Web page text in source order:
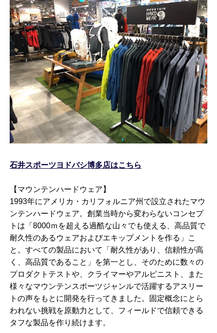
石井スポーツヨドバシ博多店はこちら
【マウンテンハードウェア】
1993年にアメリカ・カリフォルニア州で設立されたマウ
ンテンハードウェア。創業当時から変わらないコンセプ
トは「8000ｍを超える過酷な山々でも使える、高品質で
耐久性のあるウェアおよびエキップメントを作る」こ
と。すべての製品において「耐久性があり、信頼性が高
く、高品質であること」を第一とし、そのために数々の
プロダクトテストや、クライマーやアルピニスト、また
様々なマウンテンスポーツジャンルで活躍するアスリー
トの声をもとに開発を行ってきました。固定概念にとら
われない挑戦を原動力として、フィールドで信頼できる
タフな製品を作り続けます。